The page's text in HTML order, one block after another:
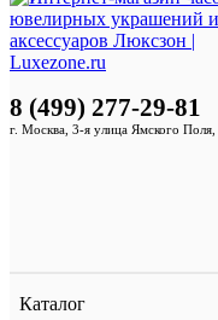
Каталог
8 (499) 277-29-81
г. Москва, 3-я улица Ямского Поля,